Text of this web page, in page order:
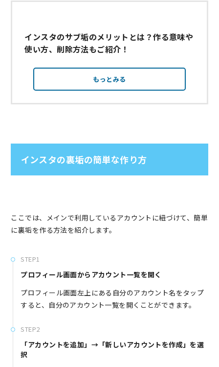
インスタのサブ垢のメリットとは？作る意味や
使い方、削除方法もご紹介！
もっとみる
インスタの裏垢の簡単な作り方
ここでは、メインで利用しているアカウントに紐づけて、簡単
に裏垢を作る方法を紹介します。
STEP1
プロフィール画面からアカウント一覧を開く
プロフィール画面左上にある自分のアカウント名をタップ
すると、自分のアカウント一覧を開くことができます。
STEP2
「アカウントを追加」→「新しいアカウントを作成」を選
択